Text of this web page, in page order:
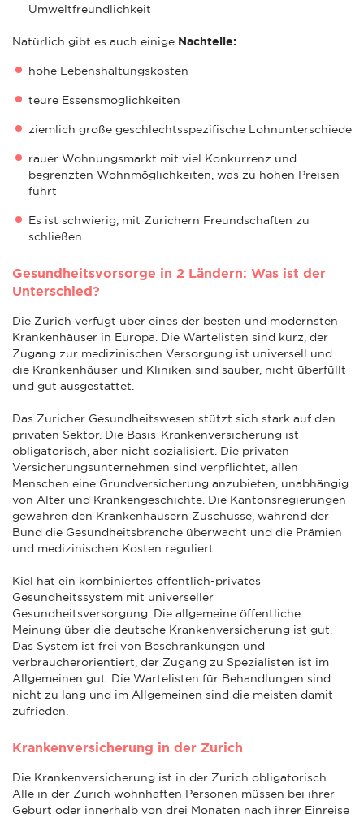
Umweltfreundlichkeit
Natürlich gibt es auch einige Nachteile:
hohe Lebenshaltungskosten
teure Essensmöglichkeiten
ziemlich große geschlechtsspezifische Lohnunterschiede
rauer Wohnungsmarkt mit viel Konkurrenz und
begrenzten Wohnmöglichkeiten, was zu hohen Preisen
führt
Es ist schwierig, mit Zurichern Freundschaften zu
schließen
Gesundheitsvorsorge in 2 Ländern: Was ist der
Unterschied?
Die Zurich verfügt über eines der besten und modernsten
Krankenhäuser in Europa. Die Wartelisten sind kurz, der
Zugang zur medizinischen Versorgung ist universell und
die Krankenhäuser und Kliniken sind sauber, nicht überfüllt
und gut ausgestattet.
Das Zuricher Gesundheitswesen stützt sich stark auf den
privaten Sektor. Die Basis-Krankenversicherung ist
obligatorisch, aber nicht sozialisiert. Die privaten
Versicherungsunternehmen sind verpflichtet, allen
Menschen eine Grundversicherung anzubieten, unabhängig
von Alter und Krankengeschichte. Die Kantonsregierungen
gewähren den Krankenhäusern Zuschüsse, während der
Bund die Gesundheitsbranche überwacht und die Prämien
und medizinischen Kosten reguliert.
Kiel hat ein kombiniertes öffentlich-privates
Gesundheitssystem mit universeller
Gesundheitsversorgung. Die allgemeine öffentliche
Meinung über die deutsche Krankenversicherung ist gut.
Das System ist frei von Beschränkungen und
verbraucherorientiert, der Zugang zu Spezialisten ist im
Allgemeinen gut. Die Wartelisten für Behandlungen sind
nicht zu lang und im Allgemeinen sind die meisten damit
zufrieden.
Krankenversicherung in der Zurich
Die Krankenversicherung ist in der Zurich obligatorisch.
Alle in der Zurich wohnhaften Personen müssen bei ihrer
Geburt oder innerhalb von drei Monaten nach ihrer Einreise